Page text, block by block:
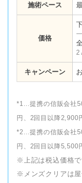
施術ペース
価格
2
キャンペーン
*1…提携の信販会社
円、2回目以降2,900
*2…提携の信販会社
円、2回目以降5,500
※上記は税込価格で
※メンズクリアは